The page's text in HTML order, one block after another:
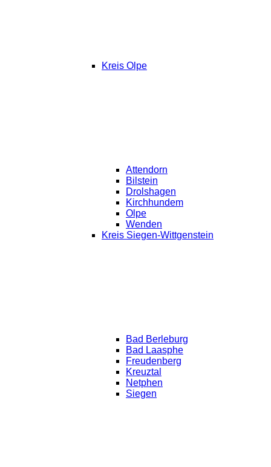
Kreis Olpe
Attendorn
Bilstein
Drolshagen
Kirchhundem
Olpe
Wenden
Kreis Siegen-Wittgenstein
Bad Berleburg
Bad Laasphe
Freudenberg
Kreuztal
Netphen
Siegen